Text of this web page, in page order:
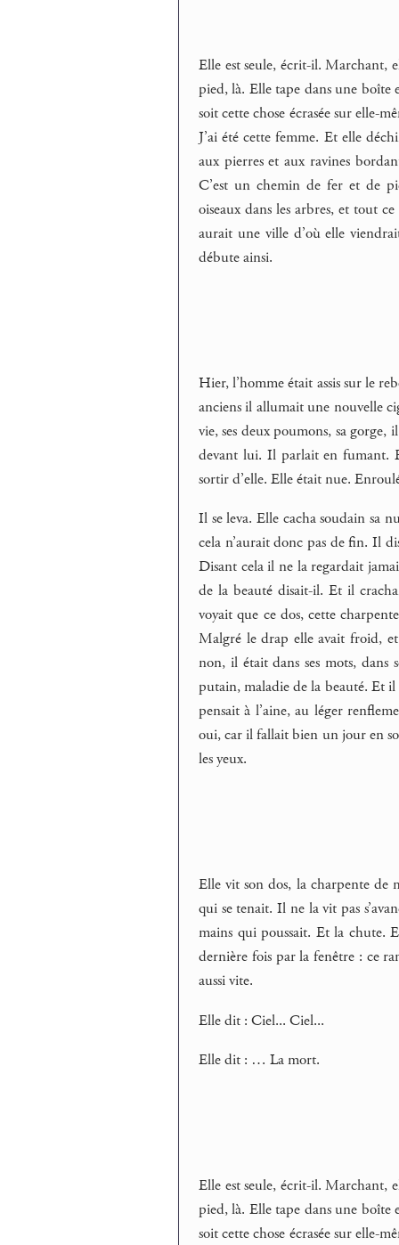
Elle est seule, écrit-il. Marchant,
pied, là. Elle tape dans une boîte
soit cette chose écrasée sur elle-
J’ai été cette femme. Et elle
aux pierres et aux ravines
C’est un chemin de fer et de
oiseaux dans les arbres, et tout
aurait une ville d’où elle
débute ainsi.
Hier, l’homme était assis sur le
anciens il allumait une nouvelle
vie, ses deux poumons, sa
devant lui. Il parlait en fumant.
sortir d’elle. Elle était nue.
Il se leva. Elle cacha soudain sa
cela n’aurait donc pas de fin. Il
Disant cela il ne la regardait
de la beauté disait-il. Et il
voyait que ce dos, cette
Malgré le drap elle avait froid,
non, il était dans ses mots, dans
putain, maladie de la beauté. Et il
pensait à l’aine, au léger
oui, car il fallait bien un jour en
les yeux.
Elle vit son dos, la charpente de
qui se tenait. Il ne la vit pas
mains qui poussait. Et la chute.
dernière fois par la fenêtre : ce
aussi vite.
Elle dit : Ciel... Ciel...
Elle dit : … La mort.
Elle est seule, écrit-il. Marchant,
pied, là. Elle tape dans une boîte
soit cette chose écrasée sur elle-